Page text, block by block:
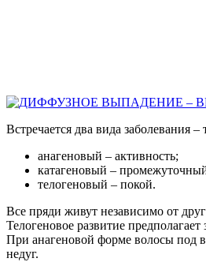
Встречается два вида заболевания
анагеновый – активность;
катагеновый –
телогеновый – покой.
Все пряди живут независимо от
Телогеновое развитие
При анагеновой форме волосы под
недуг.